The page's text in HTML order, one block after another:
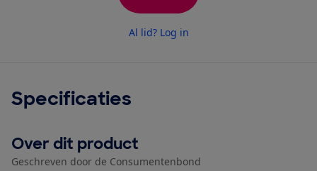
Al lid? Log in
Specificaties
Over dit product
Geschreven door de Consumentenbond